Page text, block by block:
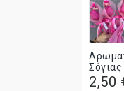
Σόγιας
2,50